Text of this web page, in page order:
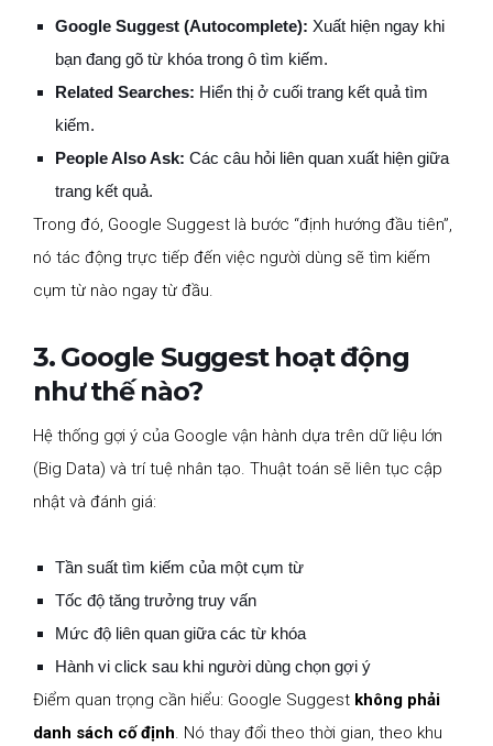
Google Suggest (Autocomplete): Xuất hiện ngay khi
bạn đang gõ từ khóa trong ô tìm kiếm.
Related Searches: Hiển thị ở cuối trang kết quả tìm
kiếm.
People Also Ask: Các câu hỏi liên quan xuất hiện giữa
trang kết quả.
Trong đó, Google Suggest là bước “định hướng đầu tiên”,
nó tác động trực tiếp đến việc người dùng sẽ tìm kiếm
cụm từ nào ngay từ đầu.
3. Google Suggest hoạt động
như thế nào?
Hệ thống gợi ý của Google vận hành dựa trên dữ liệu lớn
(Big Data) và trí tuệ nhân tạo. Thuật toán sẽ liên tục cập
nhật và đánh giá:
Tần suất tìm kiếm của một cụm từ
Tốc độ tăng trưởng truy vấn
Mức độ liên quan giữa các từ khóa
Hành vi click sau khi người dùng chọn gợi ý
Điểm quan trọng cần hiểu: Google Suggest không phải
danh sách cố định. Nó thay đổi theo thời gian, theo khu